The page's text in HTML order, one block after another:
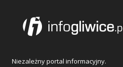
Niezależny portal informacyjny.